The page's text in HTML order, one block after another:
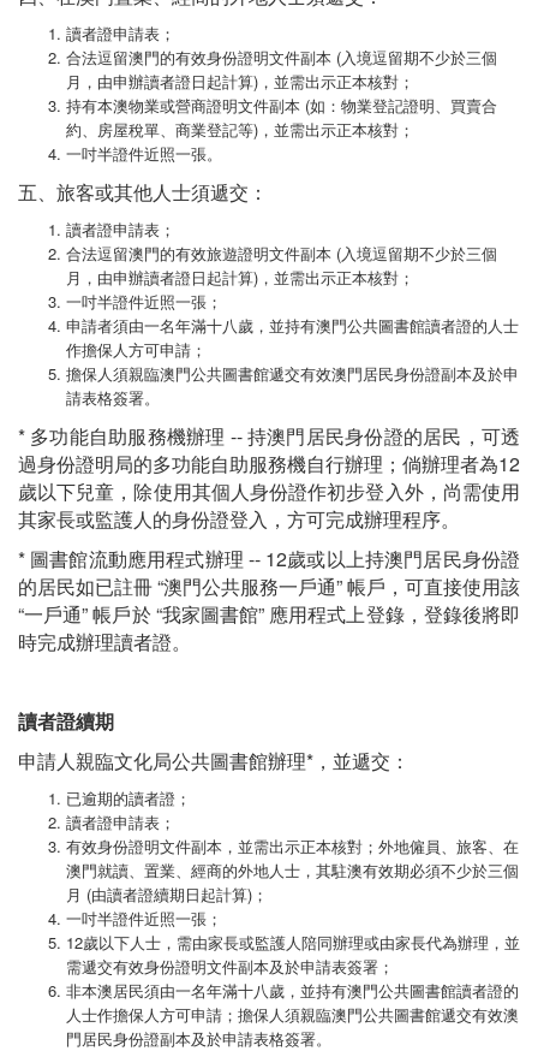
讀者證申請表；
合法逗留澳門的有效身份證明文件副本 (入境逗留期不少於三個
月，由申辦讀者證日起計算)，並需出示正本核對；
持有本澳物業或營商證明文件副本 (如：物業登記證明、買賣合
約、房屋稅單、商業登記等)，並需出示正本核對；
一吋半證件近照一張。
五、旅客或其他人士須遞交：
讀者證申請表；
合法逗留澳門的有效旅遊證明文件副本 (入境逗留期不少於三個
月，由申辦讀者證日起計算)，並需出示正本核對；
一吋半證件近照一張；
申請者須由一名年滿十八歲，並持有澳門公共圖書館讀者證的人士
作擔保人方可申請；
擔保人須親臨澳門公共圖書館遞交有效澳門居民身份證副本及於申
請表格簽署。
* 多功能自助服務機辦理 -- 持澳門居民身份證的居民，可透
過身份證明局的多功能自助服務機自行辦理；倘辦理者為12
歲以下兒童，除使用其個人身份證作初步登入外，尚需使用
其家長或監護人的身份證登入，方可完成辦理程序。
* 圖書館流動應用程式辦理 -- 12歲或以上持澳門居民身份證
的居民如已註冊 “澳門公共服務一戶通” 帳戶，可直接使用該
“一戶通” 帳戶於 “我家圖書館” 應用程式上登錄，登錄後將即
時完成辦理讀者證。
讀者證續期
申請人親臨文化局公共圖書館辦理*，並遞交：
已逾期的讀者證；
讀者證申請表；
有效身份證明文件副本，並需出示正本核對；外地僱員、旅客、在
澳門就讀、置業、經商的外地人士，其駐澳有效期必須不少於三個
月 (由讀者證續期日起計算)；
一吋半證件近照一張；
12歲以下人士，需由家長或監護人陪同辦理或由家長代為辦理，並
需遞交有效身份證明文件副本及於申請表簽署；
非本澳居民須由一名年滿十八歲，並持有澳門公共圖書館讀者證的
人士作擔保人方可申請；擔保人須親臨澳門公共圖書館遞交有效澳
門居民身份證副本及於申請表格簽署。